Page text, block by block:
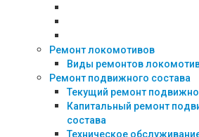
Ремонт локомотивов
Виды ремонтов
Ремонт подвижного состава
Текущий ремонт
Капитальный ремонт
состава
Техническое